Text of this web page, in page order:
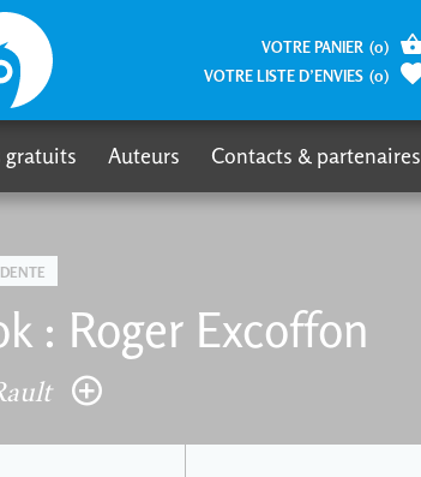
: Roger Excoffon
VOTRE PANIER (0)
VOTRE LISTE D’ENVIES (0)
gratuits Auteurs Contacts & partenaires